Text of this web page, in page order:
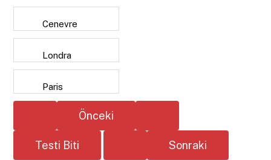
Cenevre
Londra
Paris